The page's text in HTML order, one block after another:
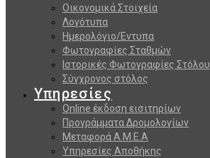
Οικονομικά Στοιχεία
Λογότυπα
Ημερολόγιο/Εντυπα
Φωτογραφίες Σταθμών
Ιστορικές Φωτογραφίες Στόλου
Σύγχρονος στόλος
Υπηρεσίες
Online έκδοση εισιτηρίων
Προγράμματα Δρομολογίων
Μεταφορά Α.Μ.Ε.Α
Υπηρεσίες Αποθήκης